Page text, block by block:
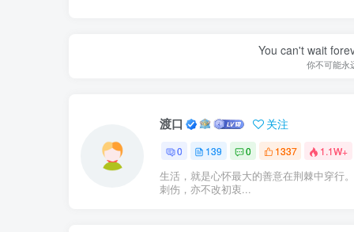
You can't wait
你不可能永
渡口 关注
0 139 0 1337 1.1W+
生活，就是心怀最大的善意在荆棘中穿行
刺伤，亦不改初衷...